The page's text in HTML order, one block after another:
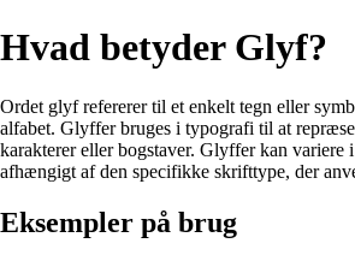
Hvad betyder Glyf?
Ordet glyf refererer til et enkelt tegn eller
alfabet. Glyffer bruges i typografi til at
karakterer eller bogstaver. Glyffer kan variere
afhængigt af den specifikke skrifttype, der
Eksempler på brug